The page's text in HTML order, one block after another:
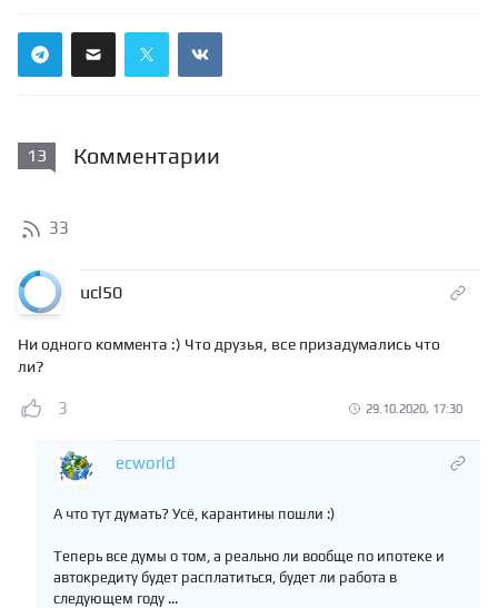
13 Комментарии
33
ucl50
Ни одного коммента :) Что друзья, все призадумались что
ли?
3 29.10.2020, 17:30
ecworld
А что тут думать? Усё, карантины пошли :)
Теперь все думы о том, а реально ли вообще по ипотеке и
автокредиту будет расплатиться, будет ли работа в
следующем году ...